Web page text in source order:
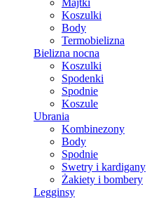
Majtki
Koszulki
Body
Termobielizna
Bielizna nocna
Koszulki
Spodenki
Spodnie
Koszule
Ubrania
Kombinezony
Body
Spodnie
Swetry i kardigany
Żakiety i bombery
Legginsy